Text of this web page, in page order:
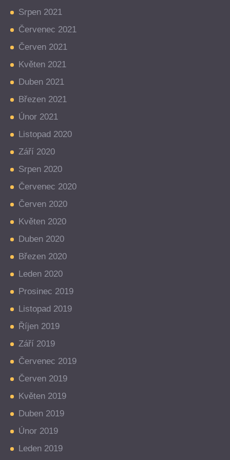
Srpen 2021
Červenec 2021
Červen 2021
Květen 2021
Duben 2021
Březen 2021
Únor 2021
Listopad 2020
Září 2020
Srpen 2020
Červenec 2020
Červen 2020
Květen 2020
Duben 2020
Březen 2020
Leden 2020
Prosinec 2019
Listopad 2019
Říjen 2019
Září 2019
Červenec 2019
Červen 2019
Květen 2019
Duben 2019
Únor 2019
Leden 2019